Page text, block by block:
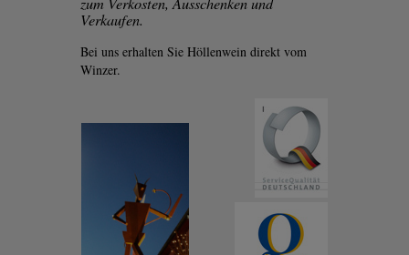
Verkaufen.
Bei uns erhalten Sie Höllenwein direkt vom
Winzer.